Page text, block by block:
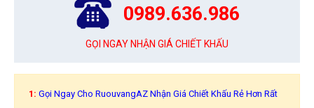
0989.636.986
GỌI NGAY NHẬN GIÁ CHIẾT KHẤU
1: Gọi Ngay Cho RuouvangAZ Nhận Giá Chiết Khấu Rẻ Hơn Rất